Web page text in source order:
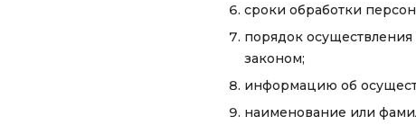
сроки обработки
порядок
законом;
информацию об
наименование или